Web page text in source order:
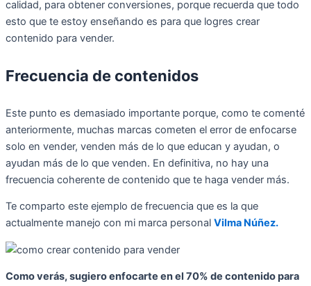
calidad, para obtener conversiones, porque recuerda que todo
esto que te estoy enseñando es para que logres crear
contenido para vender.
Frecuencia de contenidos
Este punto es demasiado importante porque, como te comenté
anteriormente, muchas marcas cometen el error de enfocarse
solo en vender, venden más de lo que educan y ayudan, o
ayudan más de lo que venden. En definitiva, no hay una
frecuencia coherente de contenido que te haga vender más.
Te comparto este ejemplo de frecuencia que es la que
actualmente manejo con mi marca personal Vilma Núñez.
Como verás, sugiero enfocarte en el 70% de contenido para